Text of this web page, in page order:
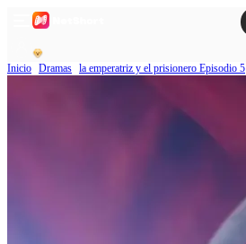
Inicio Dramas la emperatriz y el prisionero Episodio 5